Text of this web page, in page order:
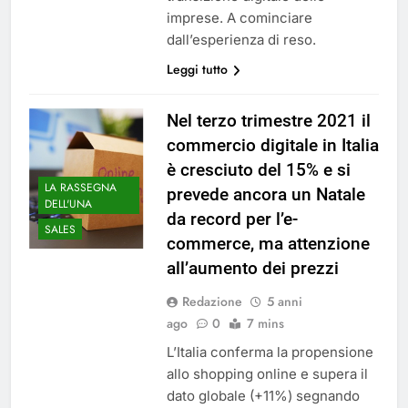
imprese. A cominciare
dall’esperienza di reso.
Leggi tutto
LA RASSEGNA
DELL'UNA
SALES
Nel terzo trimestre 2021 il
commercio digitale in Italia
è cresciuto del 15% e si
prevede ancora un Natale
da record per l’e-
commerce, ma attenzione
all’aumento dei prezzi
Redazione
5 anni
ago
0 7 mins
L’Italia conferma la propensione
allo shopping online e supera il
dato globale (+11%) segnando